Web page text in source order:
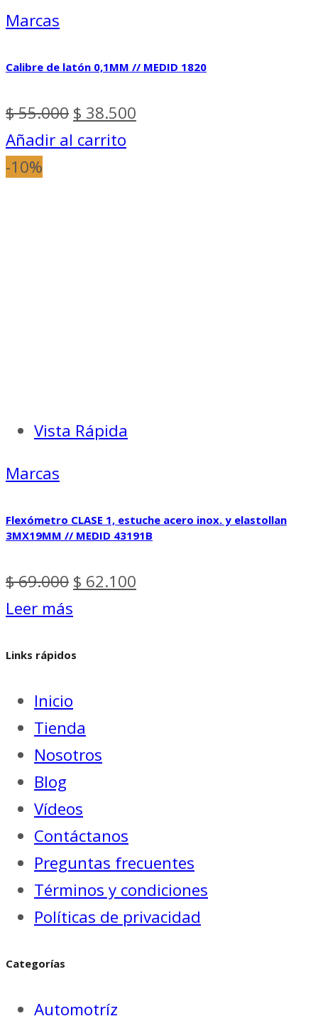
Marcas
Calibre de latón 0,1MM // MEDID 1820
$55.000 El
precio
$ 38.500
Añadir al carrito
-10%
Vista Rápida
Marcas
Flexómetro CLASE 1, estuche acero inox. y elastollan
3MX19MM // MEDID 43191B
$69.000 El
era:
$ 62.100
Leer más
Links rápidos
Inicio
Tienda
Nosotros
Blog
Vídeos
Contáctanos
Preguntas frecuentes
Términos y condiciones
Políticas de privacidad
Categorías
Automotríz